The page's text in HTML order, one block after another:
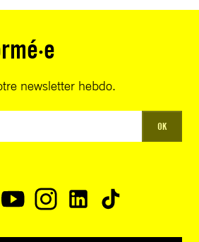
newsletter hebdo.
OK